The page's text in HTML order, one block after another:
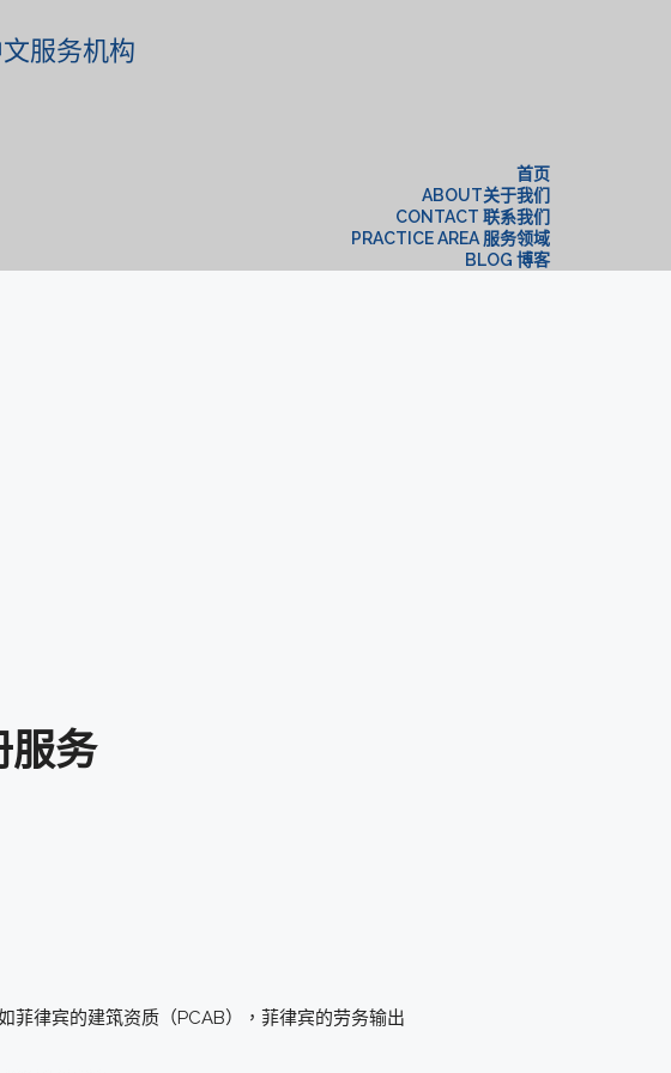
服务机构
首页
ABOUT关于我们
CONTACT 联系我们
PRACTICE AREA 服务领域
BLOG 博客
服务
菲律宾的建筑资质（PCAB），菲律宾的劳务输出